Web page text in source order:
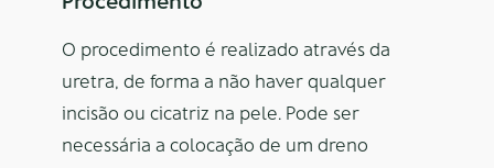
O procedimento é realizado através da
uretra, de forma a não haver qualquer
incisão ou cicatriz na pele. Pode ser
necessária a colocação de um dreno